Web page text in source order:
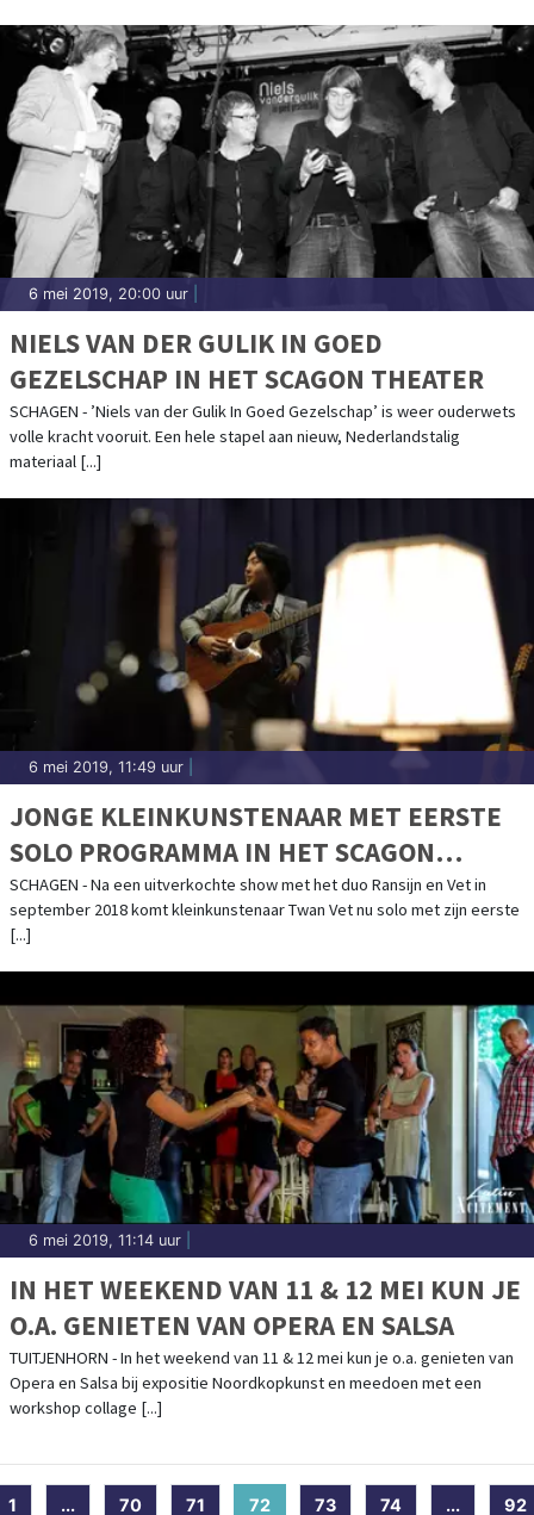
6 mei 2019, 20:00 uur
NIELS VAN DER GULIK IN GOED
GEZELSCHAP IN HET SCAGON THEATER
SCHAGEN - ’Niels van der Gulik In Goed Gezelschap’ is weer ouderwets
volle kracht vooruit. Een hele stapel aan nieuw, Nederlandstalig
materiaal [...]
6 mei 2019, 11:49 uur
JONGE KLEINKUNSTENAAR MET EERSTE
SOLO PROGRAMMA IN HET SCAGON
THEATER
SCHAGEN - Na een uitverkochte show met het duo Ransijn en Vet in
september 2018 komt kleinkunstenaar Twan Vet nu solo met zijn eerste
[...]
6 mei 2019, 11:14 uur
IN HET WEEKEND VAN 11 & 12 MEI KUN JE
O.A. GENIETEN VAN OPERA EN SALSA
TUITJENHORN - In het weekend van 11 & 12 mei kun je o.a. genieten van
Opera en Salsa bij expositie Noordkopkunst en meedoen met een
workshop collage [...]
1 ... 70 71 72(current)
73 74 ... 92